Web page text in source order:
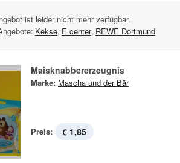
ist leider nicht mehr verfügbar.
Kekse, E center, REWE Dortmund
Maisknabbererzeugnis
Marke: Mascha und der Bär
Preis: € 1,85